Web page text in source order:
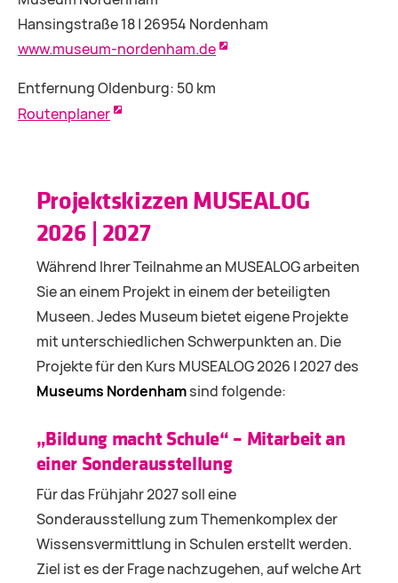
Hansingstraße 18 | 26954 Nordenham
www.museum-nordenham.de
Entfernung Oldenburg: 50 km
Routenplaner
Projektskizzen MUSEALOG
2026 | 2027
Während Ihrer Teilnahme an MUSEALOG arbeiten
Sie an einem Projekt in einem der beteiligten
Museen. Jedes Museum bietet eigene Projekte
mit unterschiedlichen Schwerpunkten an. Die
Projekte für den Kurs MUSEALOG 2026 | 2027 des
Museums Nordenhamsind folgende:
„Bildung macht Schule“ – Mitarbeit an
einer Sonderausstellung
Für das Frühjahr 2027 soll eine
Sonderausstellung zum Themenkomplex der
Wissensvermittlung in Schulen erstellt werden.
Ziel ist es der Frage nachzugehen, auf welche Art